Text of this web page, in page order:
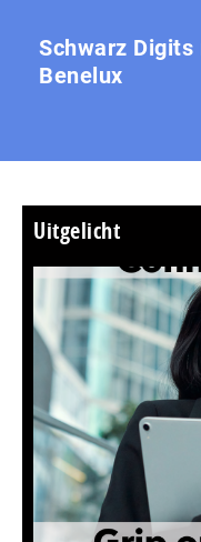
Schwarz
Benelux
Uitgelicht